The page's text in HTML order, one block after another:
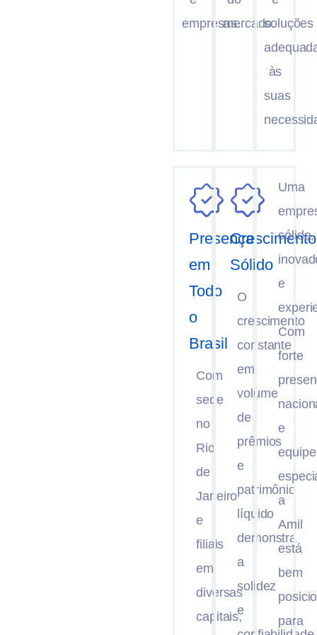
empresas.mercado.soluções
às
suas
Presença
em
Todo
o
Brasil
Com
sede
no
Rio
de
Janeiro
e
filiais
em
diversas
capitais,
Crescimento
Sólido
O
crescimento
constante
em
volume
de
prêmios
e
patrimônio
líquido
demonstra
a
solidez
e
Uma
sólida,
e
Com
forte
e
equipe
a
Amil
está
bem
para